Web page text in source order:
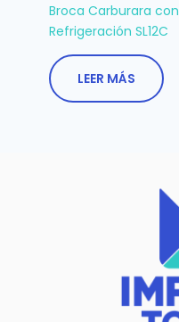
Broca Carburara con
Refrigeración SL12C
LEER MÁS